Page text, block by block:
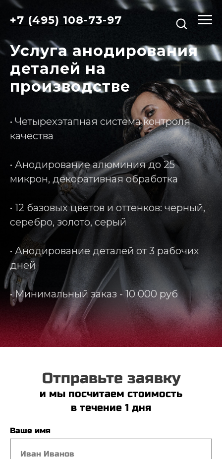
+7 (495) 108-73-97
Услуга анодирования
деталей на
производстве
• Четырехэтапная система контроля
качества
• Анодирование алюминия до 25
микрон, декоративная обработка
• 12 базовых цветов и оттенков: черный,
серебро, золото, серый
• Анодирование деталей от 3 рабочих
дней
• Минимальный заказ - 10 000 руб
Отправьте заявку
и мы посчитаем стоимость
в течение 1 дня
Ваше имя